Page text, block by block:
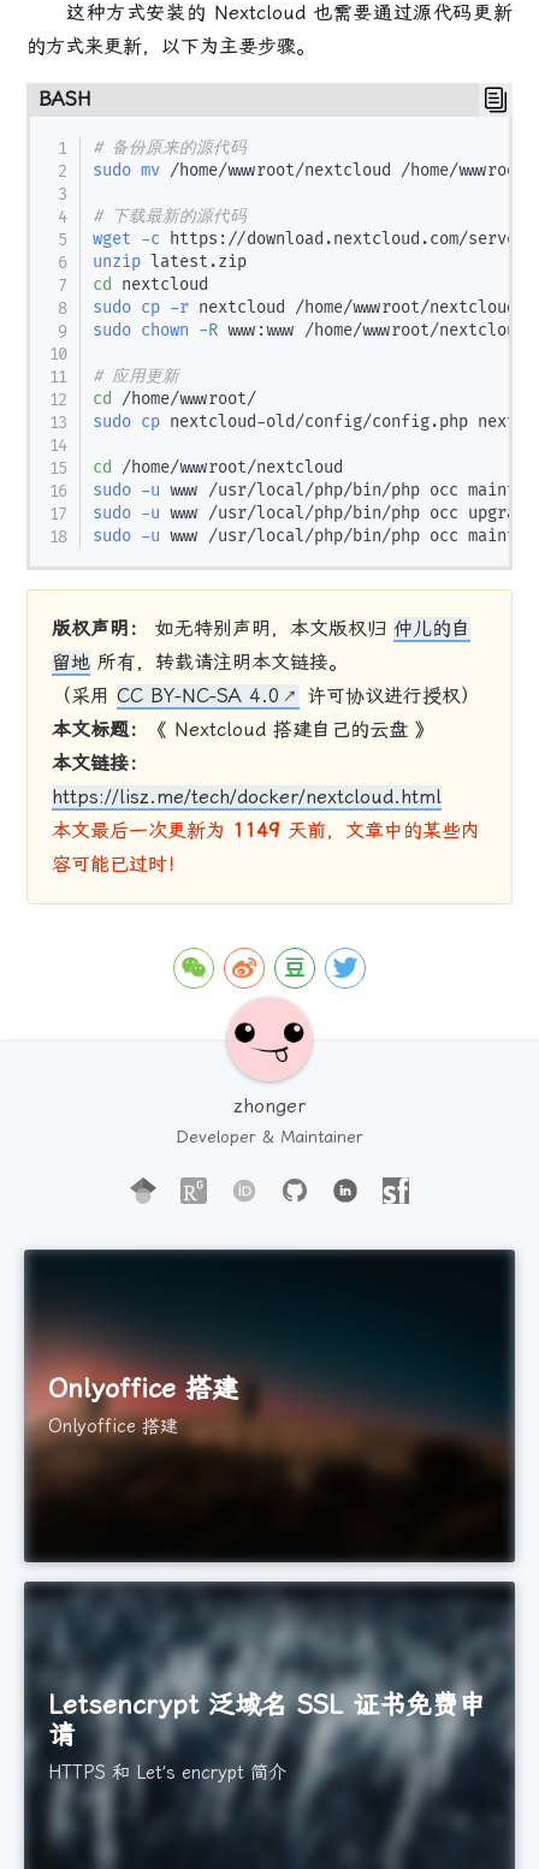
这种方式安装的 Nextcloud 也需要通过源代码更新
的方式来更新，以下为主要步骤。
BASH
# 备份原来的源代码
sudo mv /home/wwwroot/nextcloud /home/
# 下载最新的源代码
wget -c
unzip
cd
sudo cp -r
sudo chown -R www:www /home/wwwroot/nextcloud
# 应用更新
cd
sudo cp nextcloud-old/config/config.php
cd
sudo -u www /usr/local/php/bin/php occ
sudo -u
sudo -u www /usr/local/php/bin/php occ
版权声明： 如无特别声明，本文版权归仲儿的自
留地 所有，转载请注明本文链接。
（采用CC BY-NC-SA 4.0
许可协议进行授权）
本文标题：
《 Nextcloud 搭建自己的云盘 》
本文链接：
https://lisz.me/tech/docker/nextcloud.html
本文最后一次更新为 1149 天前，文章中的某些内
容可能已过时！
zhonger
Developer & Maintainer
Onlyoffice 搭建
Onlyoffice 搭建
Letsencrypt 泛域名 SSL 证书免费申
请
HTTPS 和 Let’s encrypt 简介